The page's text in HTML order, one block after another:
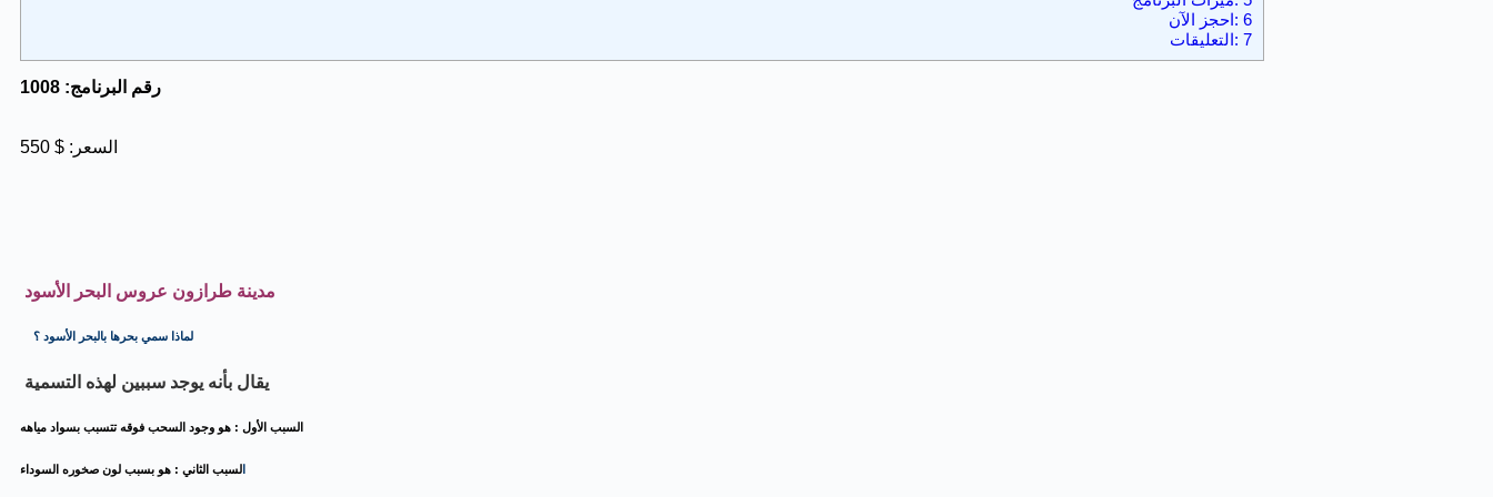
6 :احجز الآن
7 :التعليقات
1008 :رقم البرنامج
550 $ :السعر
مدينة طرازون عروس البحر الأسود
لماذا سمي بحرها بالبحر الأسود ؟
يقال بأنه يوجد سببين لهذه التسمية
السبب الأول : هو وجود السحب فوقه تتسبب بسواد مياهه
السبب الثاني